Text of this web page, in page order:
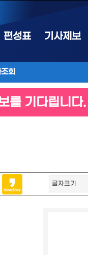
편성표 기사제보
회
를 기다립니다.
글자크기